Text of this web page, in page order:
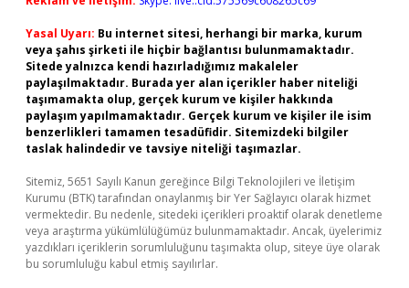
Yasal Uyarı: Bu internet sitesi, herhangi bir marka, kurum
veya şahıs şirketi ile hiçbir bağlantısı bulunmamaktadır.
Sitede yalnızca kendi hazırladığımız makaleler
paylaşılmaktadır. Burada yer alan içerikler haber niteliği
taşımamakta olup, gerçek kurum ve kişiler hakkında
paylaşım yapılmamaktadır. Gerçek kurum ve kişiler ile isim
benzerlikleri tamamen tesadüfidir. Sitemizdeki bilgiler
taslak halindedir ve tavsiye niteliği taşımazlar.
Sitemiz, 5651 Sayılı Kanun gereğince Bilgi Teknolojileri ve İletişim
Kurumu (BTK) tarafından onaylanmış bir Yer Sağlayıcı olarak hizmet
vermektedir. Bu nedenle, sitedeki içerikleri proaktif olarak denetleme
veya araştırma yükümlülüğümüz bulunmamaktadır. Ancak, üyelerimiz
yazdıkları içeriklerin sorumluluğunu taşımakta olup, siteye üye olarak
bu sorumluluğu kabul etmiş sayılırlar.